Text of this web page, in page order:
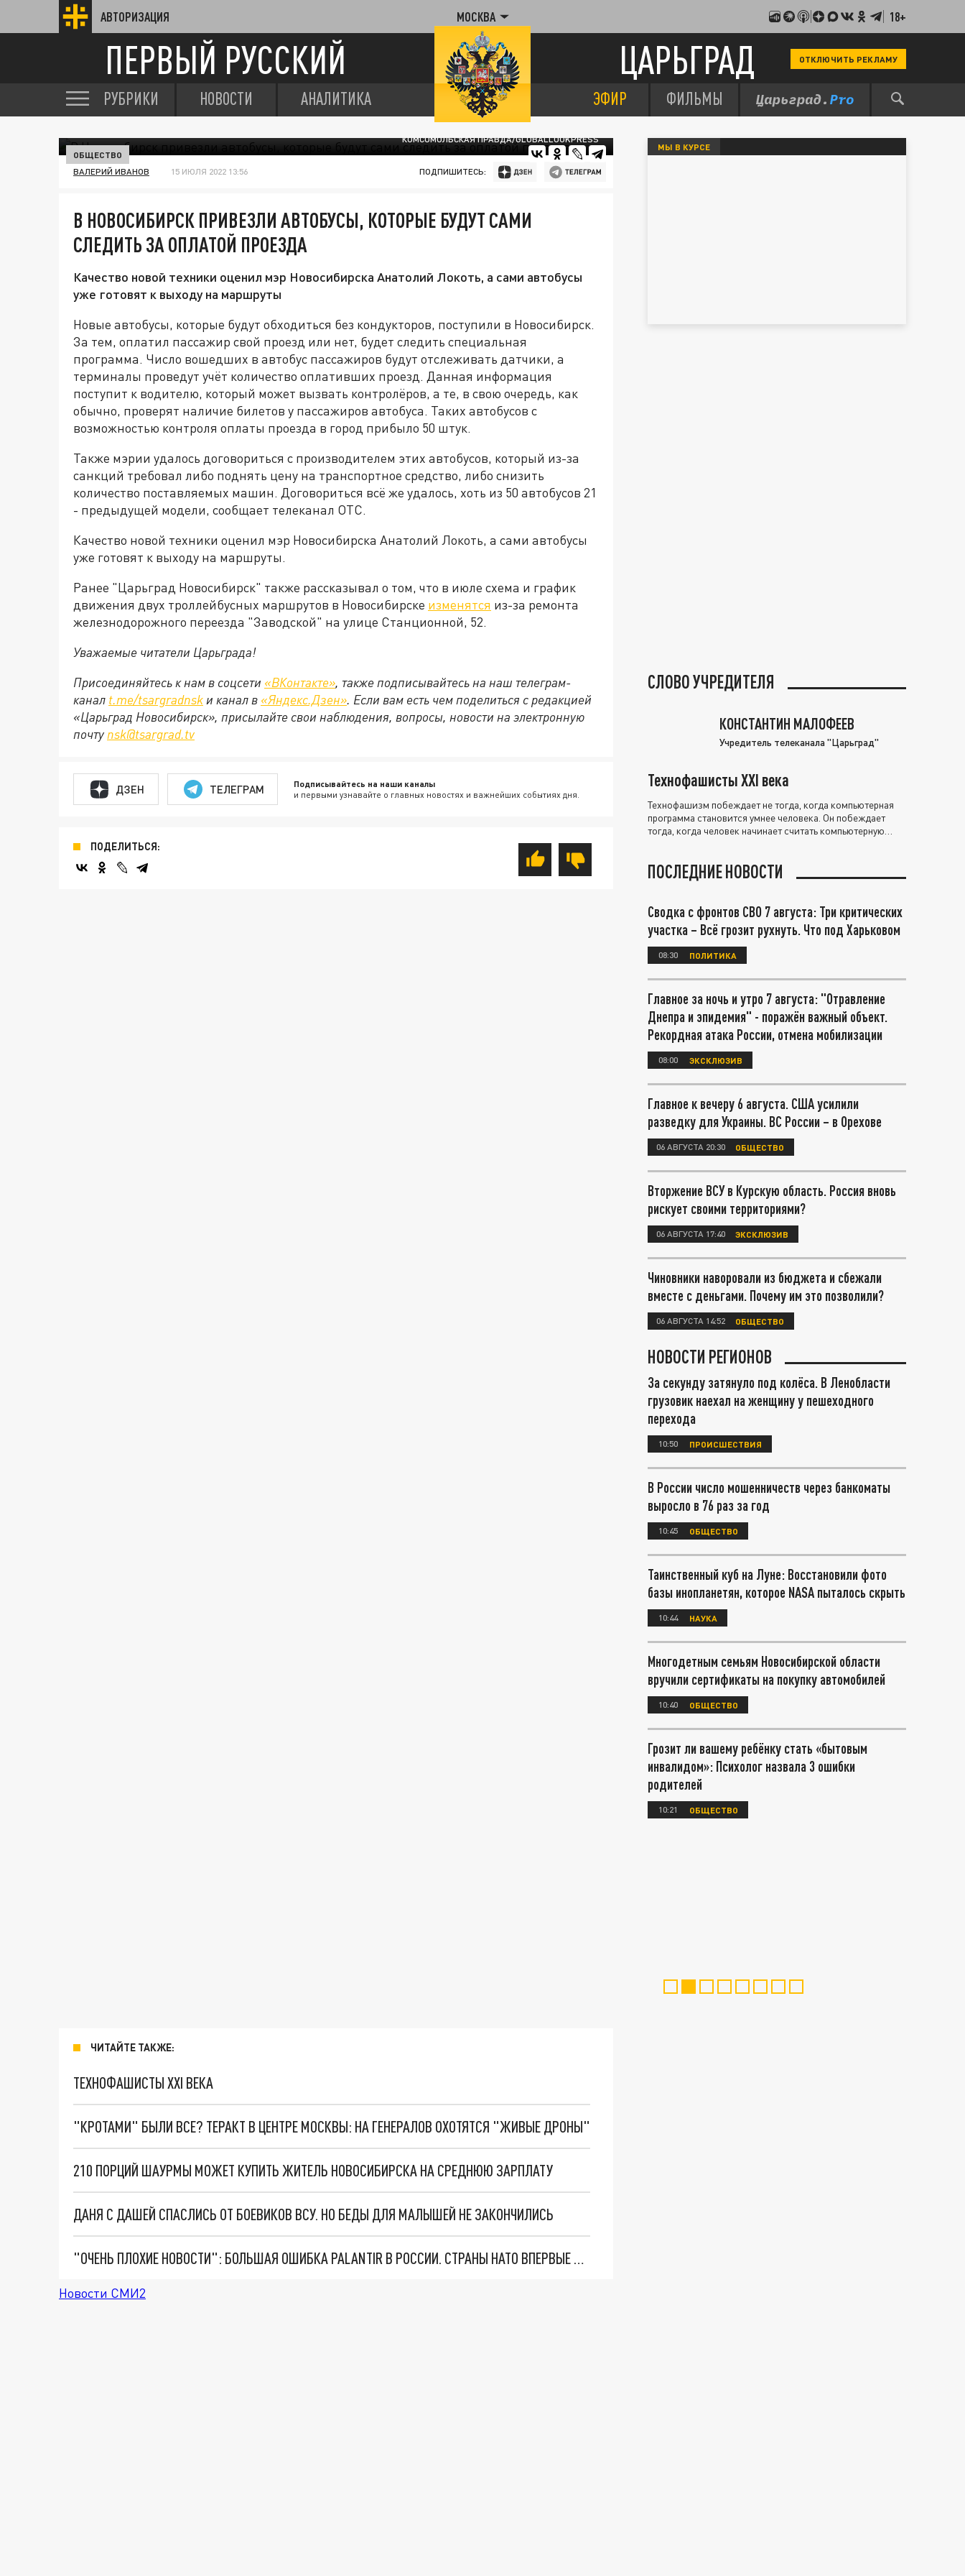
АВТОРИЗАЦИЯ МОСКВА 18+
ПЕРВЫЙ РУССКИЙ ЦАРЬГРАД ОТКЛЮЧИТЬ РЕКЛАМУ
РУБРИКИ НОВОСТИ АНАЛИТИКА ЭФИР ФИЛЬМЫ
КОМСОМОЛЬСКАЯ ПРАВДА/GLOBALLOOKPRESS
ОБЩЕСТВО
ВАЛЕРИЙ ИВАНОВ 15 ИЮЛЯ 2022 13:56 ПОДПИШИТЕСЬ:
В НОВОСИБИРСК ПРИВЕЗЛИ АВТОБУСЫ, КОТОРЫЕ БУДУТ САМИ
СЛЕДИТЬ ЗА ОПЛАТОЙ ПРОЕЗДА
Качество новой техники оценил мэр Новосибирска Анатолий Локоть, а сами автобусы
уже готовят к выходу на маршруты
Новые автобусы, которые будут обходиться без кондукторов, поступили в Новосибирск.
За тем, оплатил пассажир свой проезд или нет, будет следить специальная
программа. Число вошедших в автобус пассажиров будут отслеживать датчики, а
терминалы проведут учёт количество оплативших проезд. Данная информация
поступит к водителю, который может вызвать контролёров, а те, в свою очередь, как
обычно, проверят наличие билетов у пассажиров автобуса. Таких автобусов с
возможностью контроля оплаты проезда в город прибыло 50 штук.
Также мэрии удалось договориться с производителем этих автобусов, который из-за
санкций требовал либо поднять цену на транспортное средство, либо снизить
количество поставляемых машин. Договориться всё же удалось, хоть из 50 автобусов 21
- предыдущей модели, сообщает телеканал ОТС.
Качество новой техники оценил мэр Новосибирска Анатолий Локоть, а сами автобусы
уже готовят к выходу на маршруты.
Ранее "Царьград Новосибирск" также рассказывал о том, что в июле схема и график
движения двух троллейбусных маршрутов в Новосибирске изменятся из-за ремонта
железнодорожного переезда "Заводской" на улице Станционной, 52.
Уважаемые читатели Царьграда!
Присоединяйтесь к нам в соцсети «ВКонтакте», также подписывайтесь на наш телеграм-
канал t.me/tsargradnsk и канал в «Яндекс.Дзен». Если вам есть чем поделиться с редакцией
«Царьград Новосибирск», присылайте свои наблюдения, вопросы, новости на электронную
почту nsk@tsargrad.tv
ДЗЕН ТЕЛЕГРАМ Подписывайтесь на наши каналы
и первыми узнавайте о главных новостях и важнейших событиях дня.
ПОДЕЛИТЬСЯ:
ЧИТАЙТЕ ТАКЖЕ:
ТЕХНОФАШИСТЫ XXI ВЕКА
"КРОТАМИ" БЫЛИ ВСЕ? ТЕРАКТ В ЦЕНТРЕ МОСКВЫ: НА ГЕНЕРАЛОВ ОХОТЯТСЯ "ЖИВЫЕ ДРОНЫ"
210 ПОРЦИЙ ШАУРМЫ МОЖЕТ КУПИТЬ ЖИТЕЛЬ НОВОСИБИРСКА НА СРЕДНЮЮ ЗАРПЛАТУ
ДАНЯ С ДАШЕЙ СПАСЛИСЬ ОТ БОЕВИКОВ ВСУ. НО БЕДЫ ДЛЯ МАЛЫШЕЙ НЕ ЗАКОНЧИЛИСЬ
"ОЧЕНЬ ПЛОХИЕ НОВОСТИ": БОЛЬШАЯ ОШИБКА PALANTIR В РОССИИ. СТРАНЫ НАТО ВПЕРВЫЕ ЗА СВО ОСТАНОВИЛИ ПОСТАВКИ ОРУЖИЯ. ВСУ ТЕРЯЮТ ПРИГРАНИЧЬЕ?
Новости СМИ2
МЫ В КУРСЕ
СЛОВО УЧРЕДИТЕЛЯ
КОНСТАНТИН МАЛОФЕЕВ
Учредитель телеканала "Царьград"
Технофашисты XXI века
Технофашизм побеждает не тогда, когда компьютерная
программа становится умнее человека. Он побеждает
тогда, когда человек начинает считать компьютерную
ПОСЛЕДНИЕ НОВОСТИ
Сводка с фронтов СВО 7 августа: Три критических
участка – Всё грозит рухнуть. Что под Харьковом
08:30 ПОЛИТИКА
Главное за ночь и утро 7 августа: "Отравление
Днепра и эпидемия" - поражён важный объект.
Рекордная атака России, отмена мобилизации
08:00 ЭКСКЛЮЗИВ
Главное к вечеру 6 августа. США усилили
разведку для Украины. ВС России – в Орехове
06 АВГУСТА 20:30 ОБЩЕСТВО
Вторжение ВСУ в Курскую область. Россия вновь
рискует своими территориями?
06 АВГУСТА 17:40 ЭКСКЛЮЗИВ
Чиновники наворовали из бюджета и сбежали
вместе с деньгами. Почему им это позволили?
06 АВГУСТА 14:52 ОБЩЕСТВО
НОВОСТИ РЕГИОНОВ
За секунду затянуло под колёса. В Ленобласти
грузовик наехал на женщину у пешеходного
перехода
10:50 ПРОИСШЕСТВИЯ
В России число мошенничеств через банкоматы
выросло в 76 раз за год
10:45 ОБЩЕСТВО
Таинственный куб на Луне: Восстановили фото
базы инопланетян, которое NASA пыталось скрыть
10:44 НАУКА
Многодетным семьям Новосибирской области
вручили сертификаты на покупку автомобилей
10:40 ОБЩЕСТВО
Грозит ли вашему ребёнку стать «бытовым
инвалидом»: Психолог назвала 3 ошибки
родителей
10:21 ОБЩЕСТВО